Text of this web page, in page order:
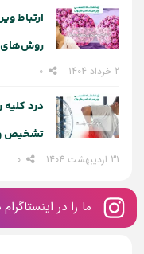
روش‌های
2 خرداد 1404
درد
تشخیص
31 اردیبهشت 1404
ما را در